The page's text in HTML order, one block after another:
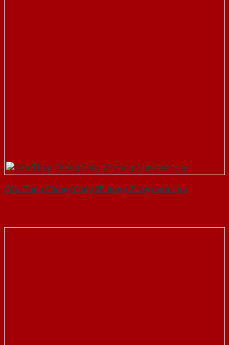
Cửa Thép Chống Cháy 2P dung 2 tay nam cua